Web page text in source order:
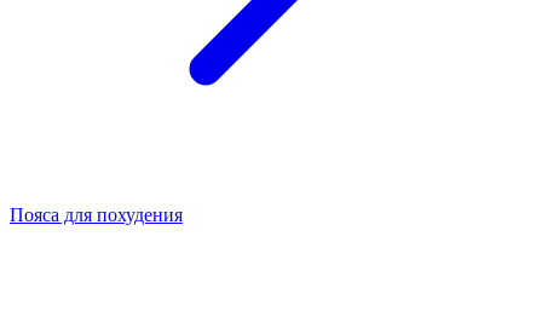
Пояса для похудения